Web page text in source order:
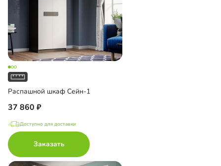
Распашной шкаф Сейн-1
37 860
Доступно для доставки
Заказать